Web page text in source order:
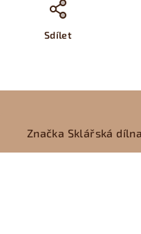
Sdílet
Značka Sklářská